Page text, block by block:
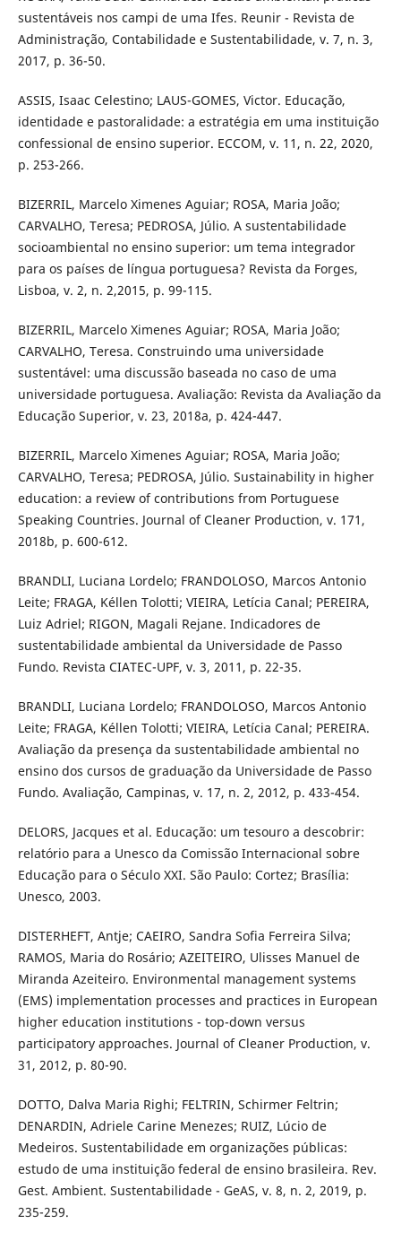
sustentáveis nos campi de uma Ifes. Reunir - Revista de
Administração, Contabilidade e Sustentabilidade, v. 7, n. 3,
2017, p. 36-50.
ASSIS, Isaac Celestino; LAUS-GOMES, Victor. Educação,
identidade e pastoralidade: a estratégia em uma instituição
confessional de ensino superior. ECCOM, v. 11, n. 22, 2020,
p. 253-266.
BIZERRIL, Marcelo Ximenes Aguiar; ROSA, Maria João;
CARVALHO, Teresa; PEDROSA, Júlio. A sustentabilidade
socioambiental no ensino superior: um tema integrador
para os países de língua portuguesa? Revista da Forges,
Lisboa, v. 2, n. 2,2015, p. 99-115.
BIZERRIL, Marcelo Ximenes Aguiar; ROSA, Maria João;
CARVALHO, Teresa. Construindo uma universidade
sustentável: uma discussão baseada no caso de uma
universidade portuguesa. Avaliação: Revista da Avaliação da
Educação Superior, v. 23, 2018a, p. 424-447.
BIZERRIL, Marcelo Ximenes Aguiar; ROSA, Maria João;
CARVALHO, Teresa; PEDROSA, Júlio. Sustainability in higher
education: a review of contributions from Portuguese
Speaking Countries. Journal of Cleaner Production, v. 171,
2018b, p. 600-612.
BRANDLI, Luciana Lordelo; FRANDOLOSO, Marcos Antonio
Leite; FRAGA, Kéllen Tolotti; VIEIRA, Letícia Canal; PEREIRA,
Luiz Adriel; RIGON, Magali Rejane. Indicadores de
sustentabilidade ambiental da Universidade de Passo
Fundo. Revista CIATEC-UPF, v. 3, 2011, p. 22-35.
BRANDLI, Luciana Lordelo; FRANDOLOSO, Marcos Antonio
Leite; FRAGA, Kéllen Tolotti; VIEIRA, Letícia Canal; PEREIRA.
Avaliação da presença da sustentabilidade ambiental no
ensino dos cursos de graduação da Universidade de Passo
Fundo. Avaliação, Campinas, v. 17, n. 2, 2012, p. 433-454.
DELORS, Jacques et al. Educação: um tesouro a descobrir:
relatório para a Unesco da Comissão Internacional sobre
Educação para o Século XXI. São Paulo: Cortez; Brasília:
Unesco, 2003.
DISTERHEFT, Antje; CAEIRO, Sandra Sofia Ferreira Silva;
RAMOS, Maria do Rosário; AZEITEIRO, Ulisses Manuel de
Miranda Azeiteiro. Environmental management systems
(EMS) implementation processes and practices in European
higher education institutions - top-down versus
participatory approaches. Journal of Cleaner Production, v.
31, 2012, p. 80-90.
DOTTO, Dalva Maria Righi; FELTRIN, Schirmer Feltrin;
DENARDIN, Adriele Carine Menezes; RUIZ, Lúcio de
Medeiros. Sustentabilidade em organizações públicas:
estudo de uma instituição federal de ensino brasileira. Rev.
Gest. Ambient. Sustentabilidade - GeAS, v. 8, n. 2, 2019, p.
235-259.